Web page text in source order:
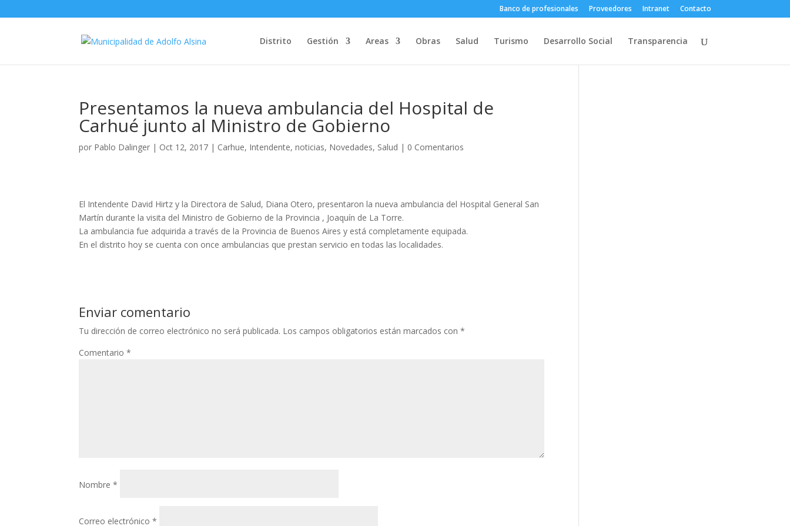
Banco de profesionales Proveedores Intranet Contacto
Distrito Gestión Areas Obras Salud Turismo Desarrollo Social Transparencia
Presentamos la nueva ambulancia del Hospital de
Carhué junto al Ministro de Gobierno
por Pablo Dalinger | Oct 12, 2017 | Carhue, Intendente,noticias, Novedades, Salud | 0 Comentarios
El Intendente David Hirtz y la Directora de Salud, Diana Otero, presentaron la nueva ambulancia del Hospital General San
Martín durante la visita del Ministro de Gobierno de la Provincia , Joaquín de La Torre.
La ambulancia fue adquirida a través de la Provincia de Buenos Aires y está completamente equipada.
En el distrito hoy se cuenta con once ambulancias que prestan servicio en todas las localidades.
Enviar comentario
Tu dirección de correo electrónico no será publicada. Los campos obligatorios están marcados con*
Comentario*
Nombre*
Correo electrónico*